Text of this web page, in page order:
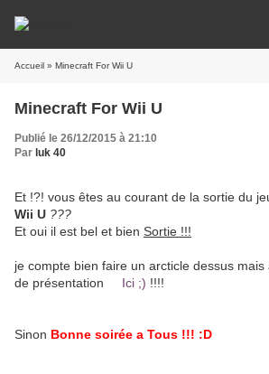
Accueil » Minecraft For Wii U
Minecraft For Wii U
Publié le 26/12/2015 à 21:10
Par luk 40
Et !?! vous êtes au courant de la sortie du
Wii U ???
Et oui il est bel et bien Sortie !!!
je compte bien faire un arcticle dessus
de présentation Ici ;) !!!!
Sinon Bonne soirée a Tous !!! :D